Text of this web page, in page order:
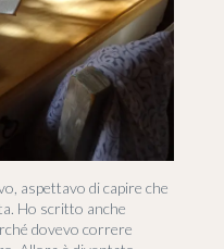
aspettavo di capire che
Ho scritto anche
dovevo correre